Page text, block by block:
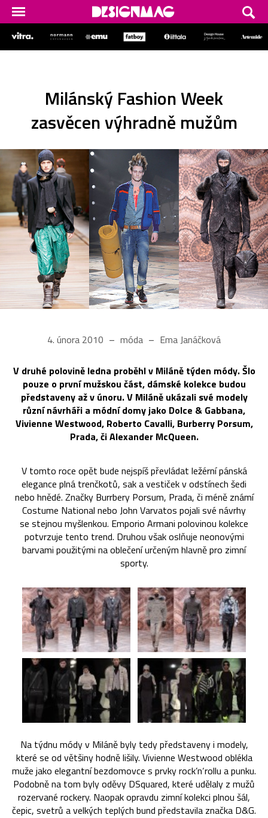
Milánský Fashion Week
zasvěcen výhradně mužům
4. února 2010 móda Ema Janáčková
V druhé polovině ledna proběhl v Miláně týden módy. Šlo
pouze o první mužskou část, dámské kolekce budou
představeny až v únoru. V Miláně ukázali své modely
různí návrháři a módní domy jako Dolce & Gabbana,
Vivienne Westwood, Roberto Cavalli, Burberry Porsum,
Prada, či Alexander McQueen.
V tomto roce opět bude nejspíš převládat ležérní pánská
elegance plná trenčkotů, sak a vestiček v odstínech šedi
nebo hnědé. Značky Burrbery Porsum, Prada, či méně známí
Costume National nebo John Varvatos pojali své návrhy
se stejnou myšlenkou. Emporio Armani polovinou kolekce
potvrzuje tento trend. Druhou však oslňuje neonovými
barvami použitými na oblečení určeným hlavně pro zimní
sporty.
Na týdnu módy v Miláně byly tedy představeny i modely,
které se od většiny hodně lišily. Vivienne Westwood oblékla
muže jako elegantní bezdomovce s prvky rock’n‘rollu a punku.
Podobně na tom byly oděvy DSquared, které udělaly z mužů
rozervané rockery. Naopak opravdu zimní kolekci plnou šál,
čepic, svetrů a velkých teplých bund představila značka D&G.